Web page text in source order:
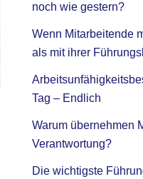
noch wie gestern?
Wenn Mitarbeitende
als mit ihrer
Tag – Endlich
Warum übernehmen
Verantwortung?
Die wichtigste